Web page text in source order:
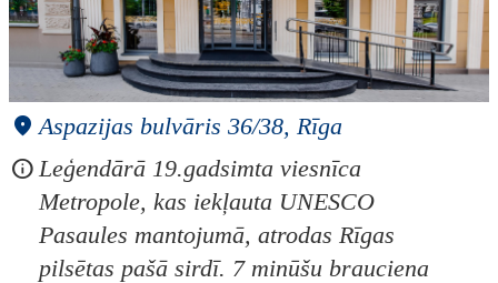
Aspazijas bulvāris 36/38, Rīga
Leģendārā 19.gadsimta viesnīca
Metropole, kas iekļauta UNESCO
Pasaules mantojumā, atrodas Rīgas
pilsētas pašā sirdī. 7 minūšu brauciena